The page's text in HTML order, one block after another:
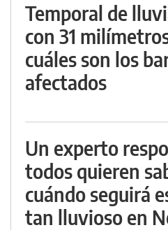
Temporal de
con 31
cuáles son los
afectados
Un experto
todos quieren
cuándo seguirá
tan lluvioso en